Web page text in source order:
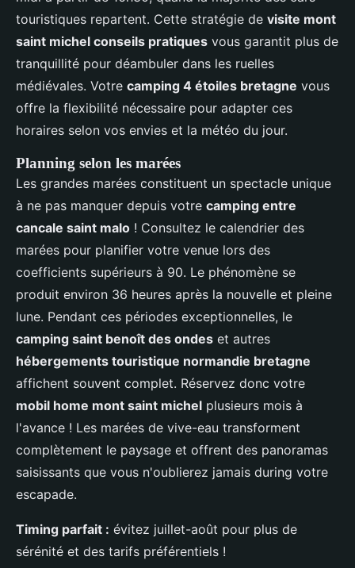
touristiques repartent. Cette stratégie de visite mont
saint michel conseils pratiques vous garantit plus de
tranquillité pour déambuler dans les ruelles
médiévales. Votre camping 4 étoiles bretagne vous
offre la flexibilité nécessaire pour adapter ces
horaires selon vos envies et la météo du jour.
Planning selon les marées
Les grandes marées constituent un spectacle unique
à ne pas manquer depuis votre camping entre
cancale saint malo ! Consultez le calendrier des
marées pour planifier votre venue lors des
coefficients supérieurs à 90. Le phénomène se
produit environ 36 heures après la nouvelle et pleine
lune. Pendant ces périodes exceptionnelles, le
camping saint benoît des ondes et autres
hébergements touristique normandie bretagne
affichent souvent complet. Réservez donc votre
mobil home mont saint michel plusieurs mois à
l'avance ! Les marées de vive-eau transforment
complètement le paysage et offrent des panoramas
saisissants que vous n'oublierez jamais during votre
escapade.
Timing parfait : évitez juillet-août pour plus de
sérénité et des tarifs préférentiels !